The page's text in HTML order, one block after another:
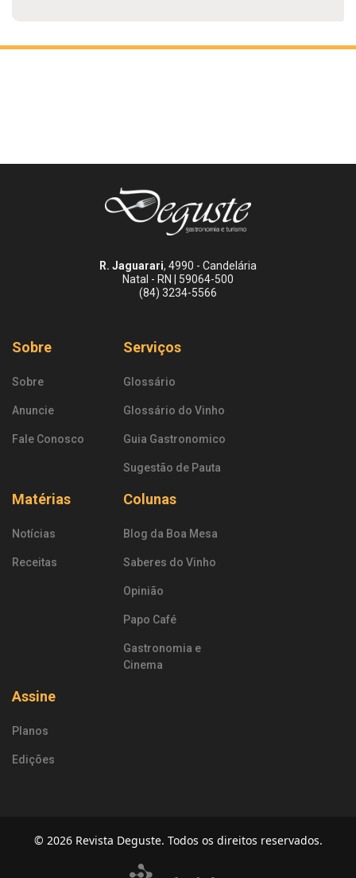
R. Jaguarari, 4990 - Candelária
Natal - RN | 59064-500
(84) 3234-5566
Sobre
Sobre
Anuncie
Fale Conosco
Serviços
Glossário
Glossário do Vinho
Guia Gastronomico
Sugestão de Pauta
Matérias
Notícias
Receitas
Colunas
Blog da Boa Mesa
Saberes do Vinho
Opinião
Papo Café
Gastronomia e
Cinema
Assine
Planos
Edições
© 2026 Revista Deguste. Todos os direitos reservados.